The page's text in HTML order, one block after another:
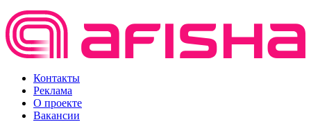
Контакты
Реклама
О проекте
Вакансии